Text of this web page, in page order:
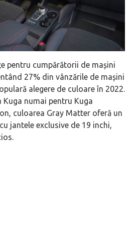
pentru cumpărătorii de mașini
27% din vânzările de mașini
alegere de culoare în 2022.
Kuga numai pentru Kuga
culoarea Gray Matter oferă un
jantele exclusive de 19 inchi,